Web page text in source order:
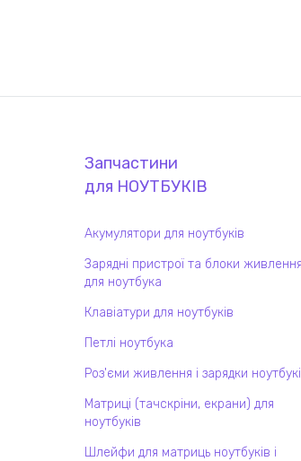
Запчастини
для НОУТБУКІВ
Акумулятори для ноутбуків
Зарядні пристрої та блоки живлення
для ноутбука
Клавіатури для ноутбуків
Петлі ноутбука
Роз'єми живлення і зарядки
Матриці (тачскріни, екрани) для
ноутбуків
Шлейфи для матриць ноутбуків і